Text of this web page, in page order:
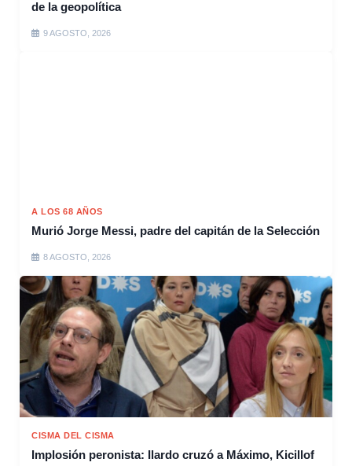
de la geopolítica
9 AGOSTO, 2026
A LOS 68 AÑOS
Murió Jorge Messi, padre del capitán de la Selección
8 AGOSTO, 2026
CISMA DEL CISMA
Implosión peronista: Ilardo cruzó a Máximo, Kicillof